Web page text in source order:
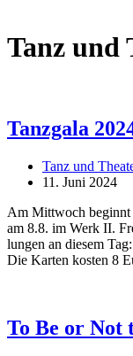
Tanz und
Tanzgala
Tanz und
11. Juni 2024
Am Mitt­woch beginnt
am 8.8. im Werk II.
lun­gen an die­sem
Die Kar­ten kos­ten 8
To Be or Not